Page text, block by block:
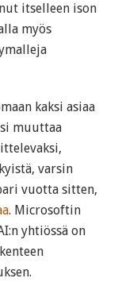
itselleen ison
myös
kaksi asiaa
muuttaa
varsin
vuotta sitten,
. Microsoftin
yhtiössä on